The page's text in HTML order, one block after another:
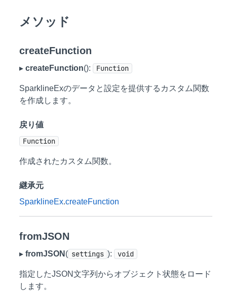
メソッド
createFunction
▸ createFunction(): Function
SparklineExのデータと設定を提供するカスタム関数
を作成します。
戻り値
Function
作成されたカスタム関数。
継承元
SparklineEx.createFunction
fromJSON
▸ fromJSON ( settings ): void
指定したJSON文字列からオブジェクト状態をロード
します。